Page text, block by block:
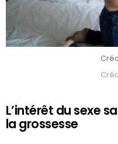
L’intérêt du sexe
la grossesse